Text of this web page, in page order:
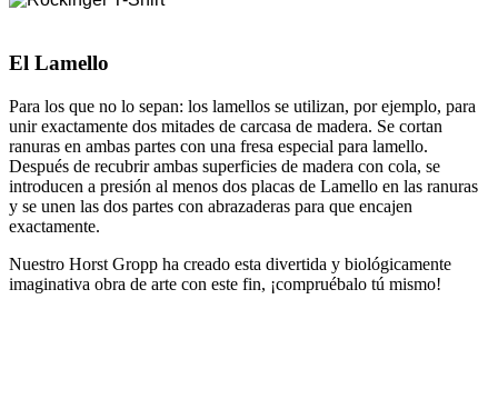
El Lamello
Para los que no lo sepan: los lamellos se utilizan, por ejemplo, para
unir exactamente dos mitades de carcasa de madera. Se cortan
ranuras en ambas partes con una fresa especial para lamello.
Después de recubrir ambas superficies de madera con cola, se
introducen a presión al menos dos placas de Lamello en las ranuras
y se unen las dos partes con abrazaderas para que encajen
exactamente.
Nuestro Horst Gropp ha creado esta divertida y biológicamente
imaginativa obra de arte con este fin, ¡compruébalo tú mismo!